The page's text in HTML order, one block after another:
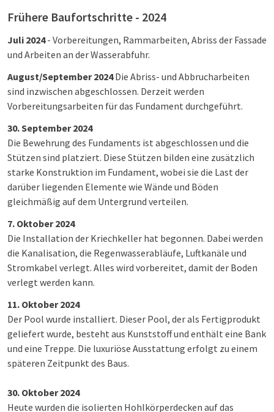
Frühere Baufortschritte - 2024
Juli 2024 - Vorbereitungen, Rammarbeiten, Abriss der Fassade
und Arbeiten an der Wasserabfuhr.
August/September 2024 Die Abriss- und Abbrucharbeiten
sind inzwischen abgeschlossen. Derzeit werden
Vorbereitungsarbeiten für das Fundament durchgeführt.
30. September 2024
Die Bewehrung des Fundaments ist abgeschlossen und die
Stützen sind platziert. Diese Stützen bilden eine zusätzlich
starke Konstruktion im Fundament, wobei sie die Last der
darüber liegenden Elemente wie Wände und Böden
gleichmäßig auf dem Untergrund verteilen.
7. Oktober 2024
Die Installation der Kriechkeller hat begonnen. Dabei werden
die Kanalisation, die Regenwasserabläufe, Luftkanäle und
Stromkabel verlegt. Alles wird vorbereitet, damit der Boden
verlegt werden kann.
11. Oktober 2024
Der Pool wurde installiert. Dieser Pool, der als Fertigprodukt
geliefert wurde, besteht aus Kunststoff und enthält eine Bank
und eine Treppe. Die luxuriöse Ausstattung erfolgt zu einem
späteren Zeitpunkt des Baus.
30. Oktober 2024
Heute wurden die isolierten Hohlkörperdecken auf das